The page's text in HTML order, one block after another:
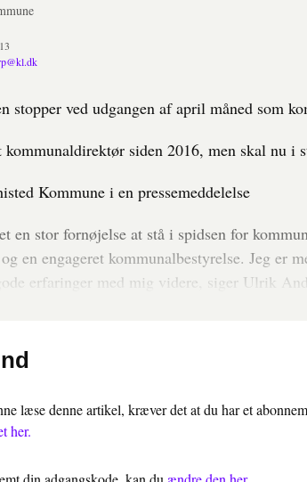
stopper ved udgangen af april måned som
siden 2016, men skal nu i
Kommune i en pressemeddelelse
en stor fornøjelse at stå i spidsen for
en engageret kommunalbestyrelse. Jeg er
erfaringer med mig videre, siger Ulrik
læse denne artikel, kræver det at du har et
her.